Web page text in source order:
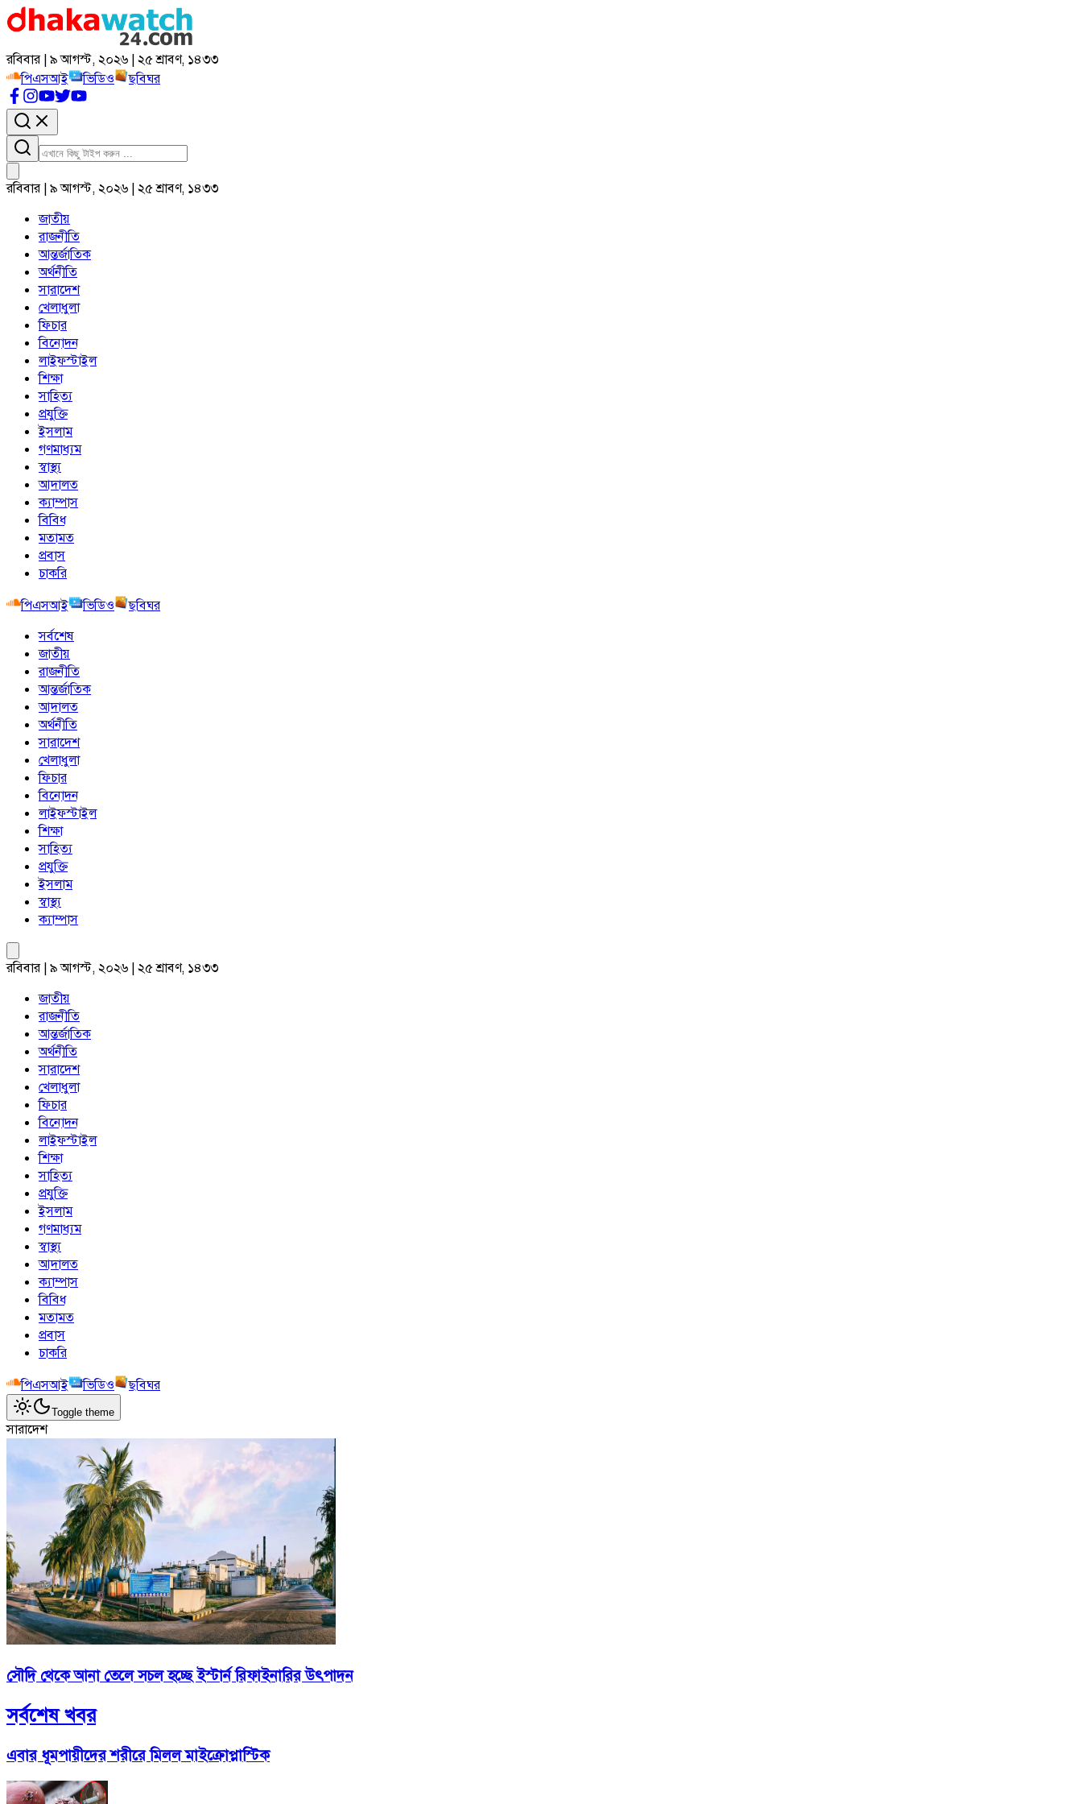
রবিবার | ৯ আগস্ট, ২০২৬ | ২৫ শ্রাবণ, ১৪৩৩
পিএসআই
ভিডিও ছবিঘর
রবিবার | ৯ আগস্ট, ২০২৬ | ২৫ শ্রাবণ, ১৪৩৩
জাতীয়
রাজনীতি
আন্তর্জাতিক
অর্থনীতি
সারাদেশ
খেলাধুলা
ফিচার
বিনোদন
লাইফস্টাইল
শিক্ষা
সাহিত্য
প্রযুক্তি
ইসলাম
গণমাধ্যম
স্বাস্থ্য
আদালত
ক্যাম্পাস
বিবিধ
মতামত
প্রবাস
চাকরি
পিএসআই
ভিডিও
ছবিঘর
সর্বশেষ
জাতীয়
রাজনীতি
আন্তর্জাতিক
আদালত
অর্থনীতি
সারাদেশ
খেলাধুলা
ফিচার
বিনোদন
লাইফস্টাইল
শিক্ষা
সাহিত্য
প্রযুক্তি
ইসলাম
স্বাস্থ্য
ক্যাম্পাস
রবিবার | ৯ আগস্ট, ২০২৬ | ২৫ শ্রাবণ, ১৪৩৩
জাতীয়
রাজনীতি
আন্তর্জাতিক
অর্থনীতি
সারাদেশ
খেলাধুলা
ফিচার
বিনোদন
লাইফস্টাইল
শিক্ষা
সাহিত্য
প্রযুক্তি
ইসলাম
গণমাধ্যম
স্বাস্থ্য
আদালত
ক্যাম্পাস
বিবিধ
মতামত
প্রবাস
চাকরি
পিএসআই
ভিডিও ছবিঘর
Toggle theme
সারাদেশ
সৌদি থেকে আনা তেলে সচল হচ্ছে ইস্টার্ন রিফাইনারির উৎপাদন
সর্বশেষ খবর
এবার ধূমপায়ীদের শরীরে মিলল মাইক্রোপ্লাস্টিক